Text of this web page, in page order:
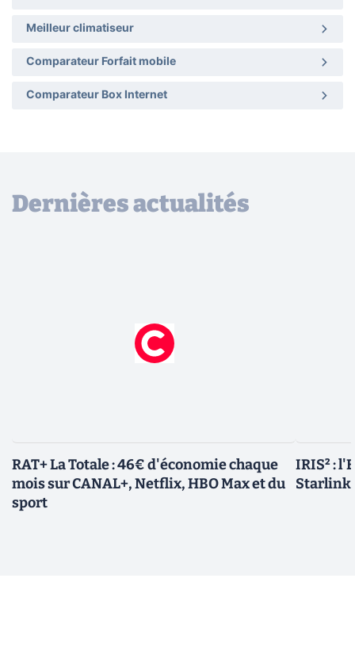
Meilleur climatiseur
Comparateur Forfait mobile
Comparateur Box Internet
Dernières actualités
RAT+ La Totale : 46€ d'économie chaque
mois sur CANAL+, Netflix, HBO Max et du
sport
IRIS² :
Starlink,